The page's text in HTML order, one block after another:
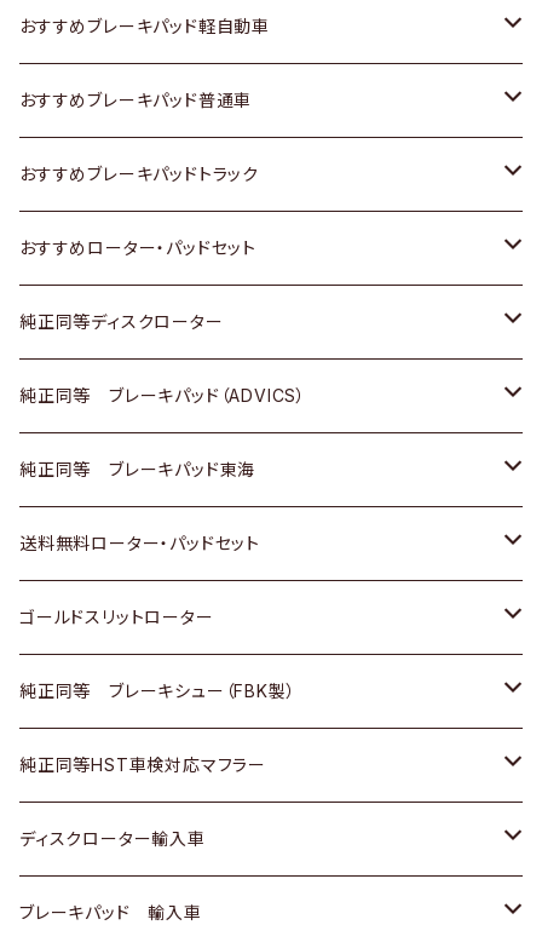
スズキ
日産
いすゞ
ダイハツ
マツダ
三菱
スバル
日野
三菱ふそう
ＢＭＷ
ホンダ
スズキ
日産
いすゞ
ダイハツ
マツダ
三菱
日野
三菱ふそう
トヨタ
スズキ
日産
いすゞ
ダイハツ
三菱
日野
三菱ふそう
その他
おすすめブレーキパッド軽自動車
トヨタ
ホンダ
スズキ
日産
ダイハツ
マツダ
三菱
スバル
おすすめブレーキパッド普通車
トヨタ
ホンダ
スズキ
日産
いすゞ
ダイハツ
マツダ
三菱
スバル
おすすめブレーキパッドトラック
トヨタ
日産
いすゞ
ダイハツ
マツダ
三菱
おすすめローター・パッドセット
トヨタ
ホンダ
スズキ
日産
ダイハツ
マツダ
三菱
スバル
純正同等ディスクローター
トヨタ
ホンダ
スズキ
日産
いすゞ
ダイハツ
マツダ
三菱
純正同等 ブレーキパッド（ADVICS）
トヨタ
ホンダ
スズキ
日産
ダイハツ
マツダ
三菱
純正同等 ブレーキパッド東海
トヨタ
ホンダ
日産
いすゞ
ダイハツ
マツダ
送料無料ローター・パッドセット
トヨタ
ホンダ
スズキ
日産
ダイハツ
ゴールドスリットローター
トヨタ
ホンダ
スズキ
日産
純正同等 ブレーキシュー（FBK製）
ホンダ
スズキ
日産
純正同等HST車検対応マフラー
トヨタ
ホンダ
ディスクローター輸入車
ＡＵＤＩ
ブレーキパッド 輸入車